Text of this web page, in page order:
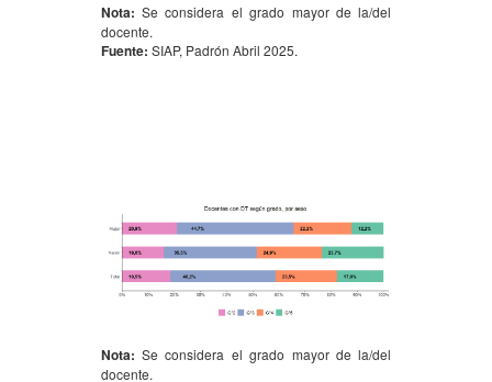
Nota: Se considera el grado mayor de la/del
docente.
Fuente: SIAP, Padrón Abril 2025.
Nota: Se considera el grado mayor de la/del
docente.